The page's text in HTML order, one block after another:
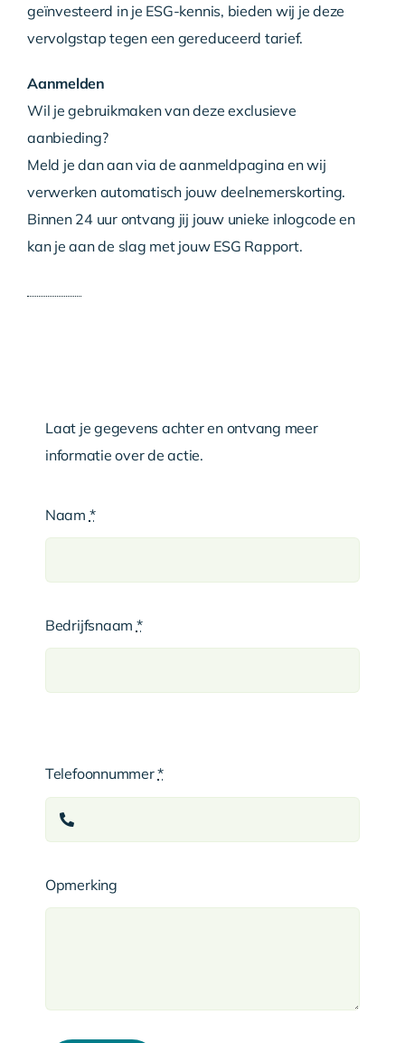
geïnvesteerd in je ESG-kennis, bieden wij je deze
vervolgstap tegen een gereduceerd tarief.
Aanmelden
Wil je gebruikmaken van deze exclusieve
aanbieding?
Meld je dan aan via de aanmeldpagina en wij
verwerken automatisch jouw deelnemerskorting.
Binnen 24 uur ontvang jij jouw unieke inlogcode en
kan je aan de slag met jouw ESG Rapport.
Laat je gegevens achter en ontvang meer
informatie over de actie.
Naam *
Bedrijfsnaam *
Telefoonnummer*
Opmerking